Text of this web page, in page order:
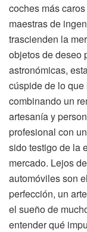
coches más
maestras de
trascienden la
objetos de deseo
astronómicas,
cúspide de lo que
combinando un
artesanía y
profesional con
sido testigo de la
mercado. Lejos
automóviles son
perfección, un
el sueño de
entender qué